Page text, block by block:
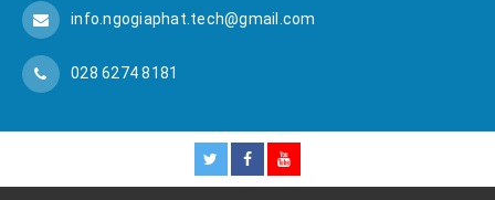
info.ngogiaphat.tech@gmail.com
028 6274 8181